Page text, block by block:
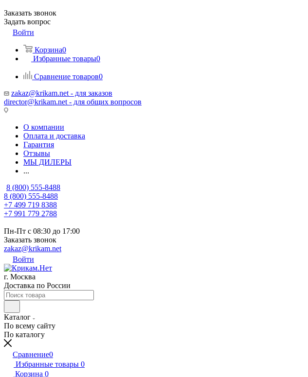
Заказать звонок
Задать вопрос
Войти
Корзина0
Избранные товары0
Сравнение товаров0
zakaz@krikam.net - для заказов
director@krikam.net - для общих вопросов
О компании
Оплата и доставка
Гарантия
Отзывы
МЫ ДИЛЕРЫ
...
8 (800) 555-8488
8 (800) 555-8488
+7 499 719 8388
+7 991 779 2788
Пн-Пт с 08:30 до 17:00
Заказать звонок
zakaz@krikam.net
Войти
г. Москва
Доставка по России
Каталог
По всему сайту
По каталогу
Сравнение0
Избранные товары 0
Корзина 0